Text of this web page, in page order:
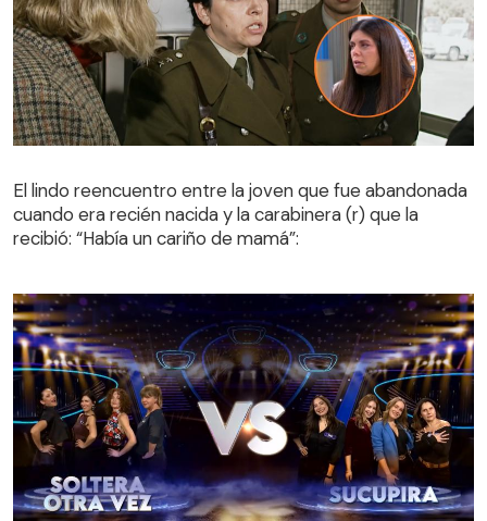
cuando era recién nacida y la carabinera (r) que la
recibió: “Había un cariño de mamá”:
El lindo reencuentro entre la joven que fue abandonada
cuando era recién nacida y la carabinera (r) que la
recibió: “Había un cariño de mamá”: